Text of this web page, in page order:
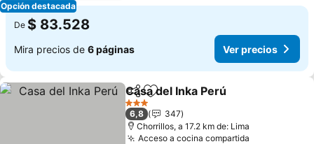
Opción destacada
De $ 83.528
Mira precios de 6 páginas Ver precios
CompartirAgregar a favoritos
Casa del Inka Perú
3 Estrellas
6,8
347
Chorrillos, a 17.2 km de: Lima
Acceso a cocina compartida